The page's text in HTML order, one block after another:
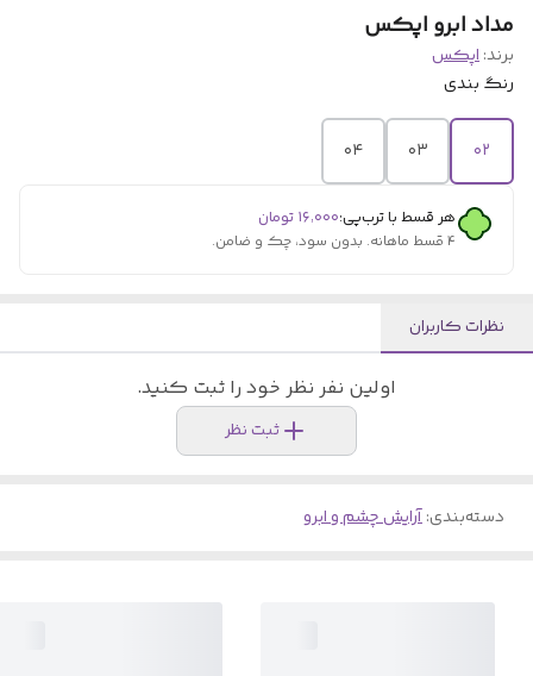
مداد ابرو اپکس
برند:اپکس
رنگ بندی
۰۲ ۰۳ ۰۴
هر قسط با ترب‌پی:۱۶٬۰۰۰ تومان
۴ قسط ماهانه. بدون سود، چک و ضامن.
نظرات کاربران
اولین نفر نظر خود را ثبت کنید.
ثبت نظر
دسته‌بندی:آرایش چشم و ابرو